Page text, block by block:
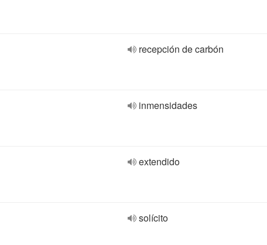
recepción de carbón
inmensidades
extendido
solícito